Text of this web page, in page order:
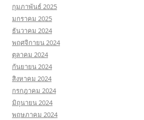
กุมภาพันธ์ 2025
มกราคม 2025
ธันวาคม 2024
พฤศจิกายน 2024
ตุลาคม 2024
กันยายน 2024
สิงหาคม 2024
กรกฎาคม 2024
มิถุนายน 2024
พฤษภาคม 2024